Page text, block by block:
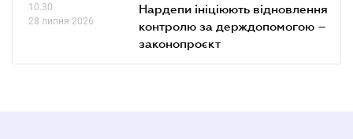
10.30
28 липня 2026
Нардепи ініціюють відновлення
контролю за держдопомогою –
законопроєкт